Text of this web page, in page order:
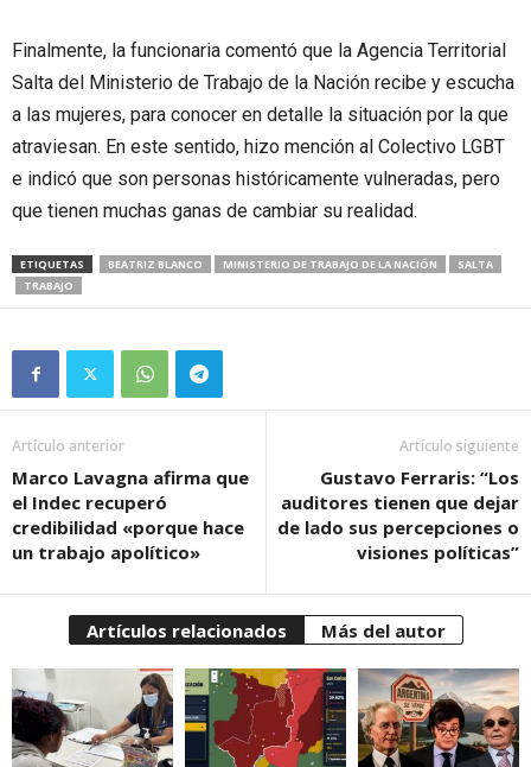
Finalmente, la funcionaria comentó que la Agencia Territorial
Salta del Ministerio de Trabajo de la Nación recibe y escucha
a las mujeres, para conocer en detalle la situación por la que
atraviesan. En este sentido, hizo mención al Colectivo LGBT
e indicó que son personas históricamente vulneradas, pero
que tienen muchas ganas de cambiar su realidad.
ETIQUETAS BEATRIZ BLANCO MINISTERIO DE TRABAJO DE LA NACIÓN
SALTA
TRABAJO
Artículo anterior
Marco Lavagna afirma que
el Indec recuperó
credibilidad «porque hace
un trabajo apolítico»
Artículo siguiente
Gustavo Ferraris: “Los
auditores tienen que dejar
de lado sus percepciones o
visiones políticas”
Artículos relacionados Más del autor